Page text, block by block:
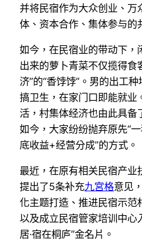
并将民宿作为大众创业、万
体、资本合作、集体参与的
如今，在民宿业的带动下，
出来的萝卜青菜不仅揽得食
济”的“香饽饽”。男的出工
搞卫生，在家门口即能就业
活，村集体经济也由此具备
如今，大家纷纷抛弃原先“
底收益+经营分成”的方式。
最近，在原有相关民宿产业
提出了5条补充九宮格意见
化主题打造、推进民宿示范
以及成立民宿管家培训中心
居·宿在桐庐”金名片。